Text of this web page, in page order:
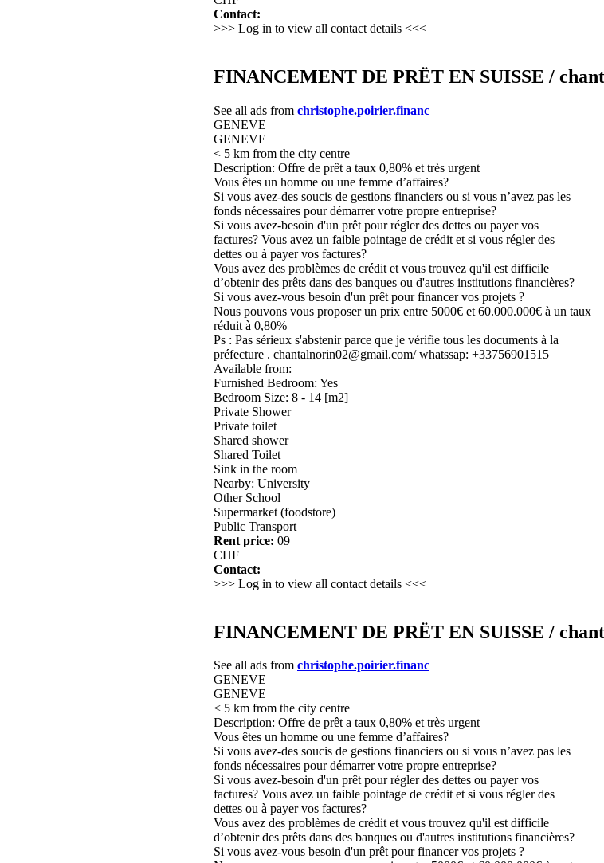
Contact:
>>> Log in to view all contact details <<<
FINANCEMENT DE PRËT EN SUISSE /
See all ads from christophe.poirier.financ
GENEVE
GENEVE
< 5 km from the city centre
Description: Offre de prêt a taux 0,80% et très urgent
Vous êtes un homme ou une femme d’affaires?
Si vous avez-des soucis de gestions financiers ou si vous n’avez pas les
fonds nécessaires pour démarrer votre propre entreprise?
Si vous avez-besoin d'un prêt pour régler des dettes ou payer vos
factures? Vous avez un faible pointage de crédit et si vous régler des
dettes ou à payer vos factures?
Vous avez des problèmes de crédit et vous trouvez qu'il est difficile
d’obtenir des prêts dans des banques ou d'autres institutions financières?
Si vous avez-vous besoin d'un prêt pour financer vos projets ?
Nous pouvons vous proposer un prix entre 5000€ et 60.000.000€ à un taux
réduit à 0,80%
Ps : Pas sérieux s'abstenir parce que je vérifie tous les documents à la
préfecture . chantalnorin02@gmail.com/ whatssap: +33756901515
Available from:
Furnished Bedroom: Yes
Bedroom Size: 8 - 14 [m2]
Private Shower
Private toilet
Shared shower
Shared Toilet
Sink in the room
Nearby: University
Other School
Supermarket (foodstore)
Public Transport
Rent price: 09
CHF
Contact:
>>> Log in to view all contact details <<<
FINANCEMENT DE PRËT EN SUISSE /
See all ads from christophe.poirier.financ
GENEVE
GENEVE
< 5 km from the city centre
Description: Offre de prêt a taux 0,80% et très urgent
Vous êtes un homme ou une femme d’affaires?
Si vous avez-des soucis de gestions financiers ou si vous n’avez pas les
fonds nécessaires pour démarrer votre propre entreprise?
Si vous avez-besoin d'un prêt pour régler des dettes ou payer vos
factures? Vous avez un faible pointage de crédit et si vous régler des
dettes ou à payer vos factures?
Vous avez des problèmes de crédit et vous trouvez qu'il est difficile
d’obtenir des prêts dans des banques ou d'autres institutions financières?
Si vous avez-vous besoin d'un prêt pour financer vos projets ?